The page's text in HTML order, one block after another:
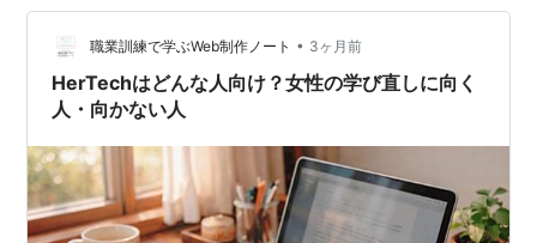
HerTechが向く人 まず結論から整理します。 Fammが向
く人：子育て中で、学習時間の確保そのものが難しい人
HerTechが向く人：女性向けの伴走支援を受けながら、…
職業訓練で学ぶWeb制作ノート • 3ヶ月前
HerTechはどんな人向け？女性の学び直しに向く
人・向かない人